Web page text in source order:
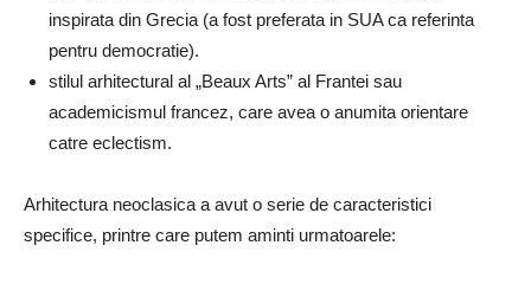
inspirata din Grecia (a fost preferata in SUA ca referinta
pentru democratie).
stilul arhitectural al „Beaux Arts” al Frantei sau
academicismul francez, care avea o anumita orientare
catre eclectism.
Arhitectura neoclasica a avut o serie de caracteristici
specifice, printre care putem aminti urmatoarele: